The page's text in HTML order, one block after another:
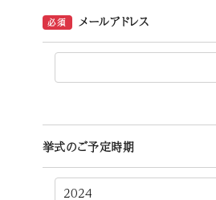
必須 メールアドレス
挙式のご予定時期